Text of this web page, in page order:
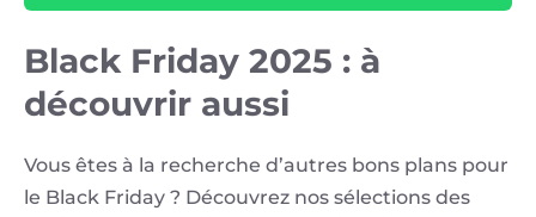
Black Friday 2025 : à
découvrir aussi
Vous êtes à la recherche d’autres bons plans pour
le Black Friday ? Découvrez nos sélections des